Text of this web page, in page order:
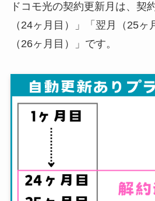
ドコモ光の契約更新月は、契
（24ヶ月目）」「翌月（25ヶ
（26ヶ月目）」です。